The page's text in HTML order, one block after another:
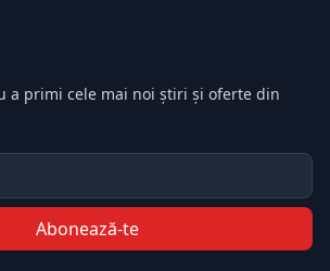
a primi cele mai noi știri și oferte din
Abonează-te